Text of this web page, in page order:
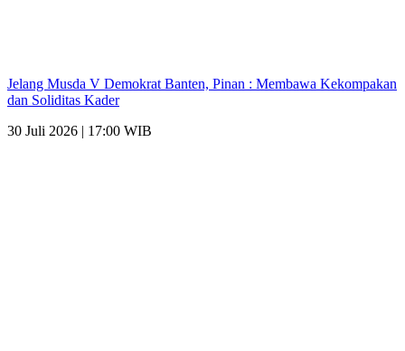
Jelang Musda V Demokrat Banten, Pinan : Membawa Kekompakan
dan Soliditas Kader
30 Juli 2026 | 17:00 WIB